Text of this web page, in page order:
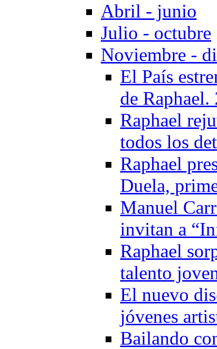
Abril - junio
Julio - octubre
Noviembre -
El País
de Raphael.
Raphael
todos los
Raphael
Duela,
Manuel
invitan a
Raphael
talento
El nuevo
jóvenes
Bailando